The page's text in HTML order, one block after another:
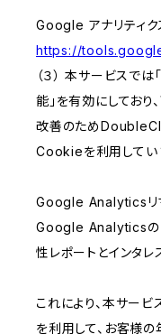
Google アナリティク
https://
（３） 本サービスで
能」を有効にしており
改善のため
Cookieを利用してい
Google Analyticsリ
Google Analyticsの
性レポートとインタレ
これにより、本サー
を利用して、お客様